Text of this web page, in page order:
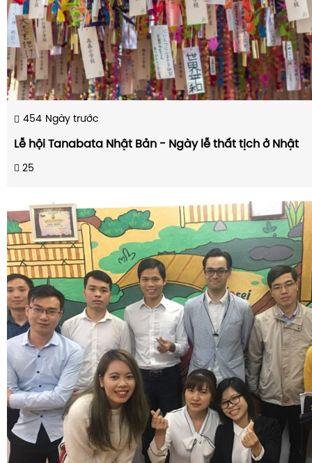
454 Ngày trước
Lễ hội Tanabata Nhật Bản - Ngày lễ thất tịch ở Nhật
25